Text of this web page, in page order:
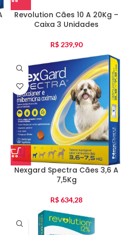
Revolution Cães 10 A 20Kg –
Caixa 3 Unidades
R$ 239,90
Nexgard Spectra Cães 3,6 A
7,5Kg
R$ 634,28